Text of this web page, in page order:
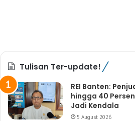
Tulisan Ter-update!
REI Banten:
hingga 40
Jadi Kendala
5 August 2026